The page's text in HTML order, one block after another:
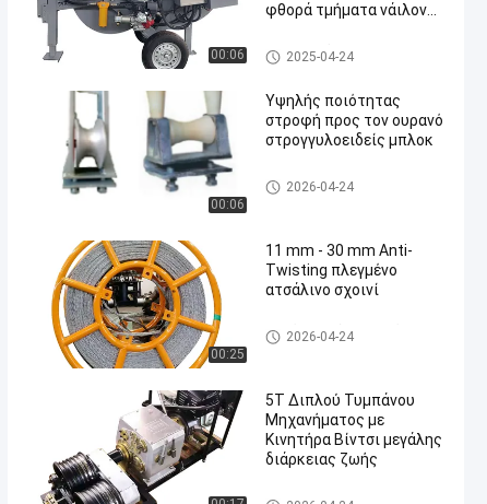
00:06
φθορά τμήματα νάιλον
Υδραυλικός τεντωτής
2025-04-24
00:06
Υψηλής ποιότητας
στροφή προς τον ουρανό
στρογγυλοειδείς μπλοκ
Conductor Stringing Blocks
2026-04-24
00:25
11 mm - 30 mm Anti-
Twisting πλεγμένο
ατσάλινο σχοινί
Ατσάλινο σύρμα κατά της στ
ρέβλωσης
2026-04-24
5T Διπλού Τυμπάνου
Μηχανήματος με
Κινητήρα Βίντσι μεγάλης
διάρκειας ζωής
Petrol Cable Pulling Winch